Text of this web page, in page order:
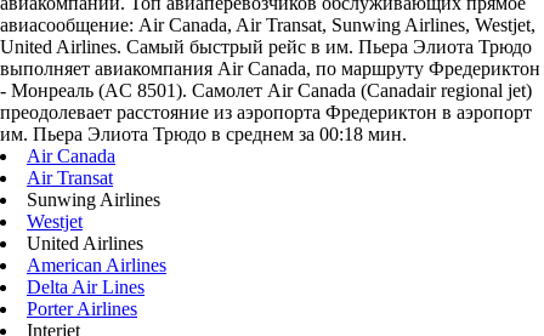
авиасообщение: Air Canada, Air Transat, Sunwing Airlines, Westjet,
United Airlines. Самый быстрый рейс в им. Пьера Элиота Трюдо
выполняет авиакомпания Air Canada, по маршруту Фредериктон
- Монреаль (AC 8501). Самолет Air Canada (Canadair regional jet)
преодолевает расстояние из аэропорта Фредериктон в аэропорт
им. Пьера Элиота Трюдо в среднем за 00:18 мин.
Air Canada
Air Transat
Sunwing Airlines
Westjet
United Airlines
American Airlines
Delta Air Lines
Porter Airlines
Interjet